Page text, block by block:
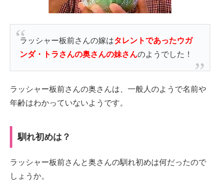
ラッシャー板前さんの嫁はタレントであったウガ
ンダ・トラさんの奥さんの妹さんのようでした！
ラッシャー板前さんの奥さんは、一般人のようで名前や
年齢はわかっていないようです。
馴れ初めは？
ラッシャー板前さんと奥さんの馴れ初めは何だったので
しょうか。